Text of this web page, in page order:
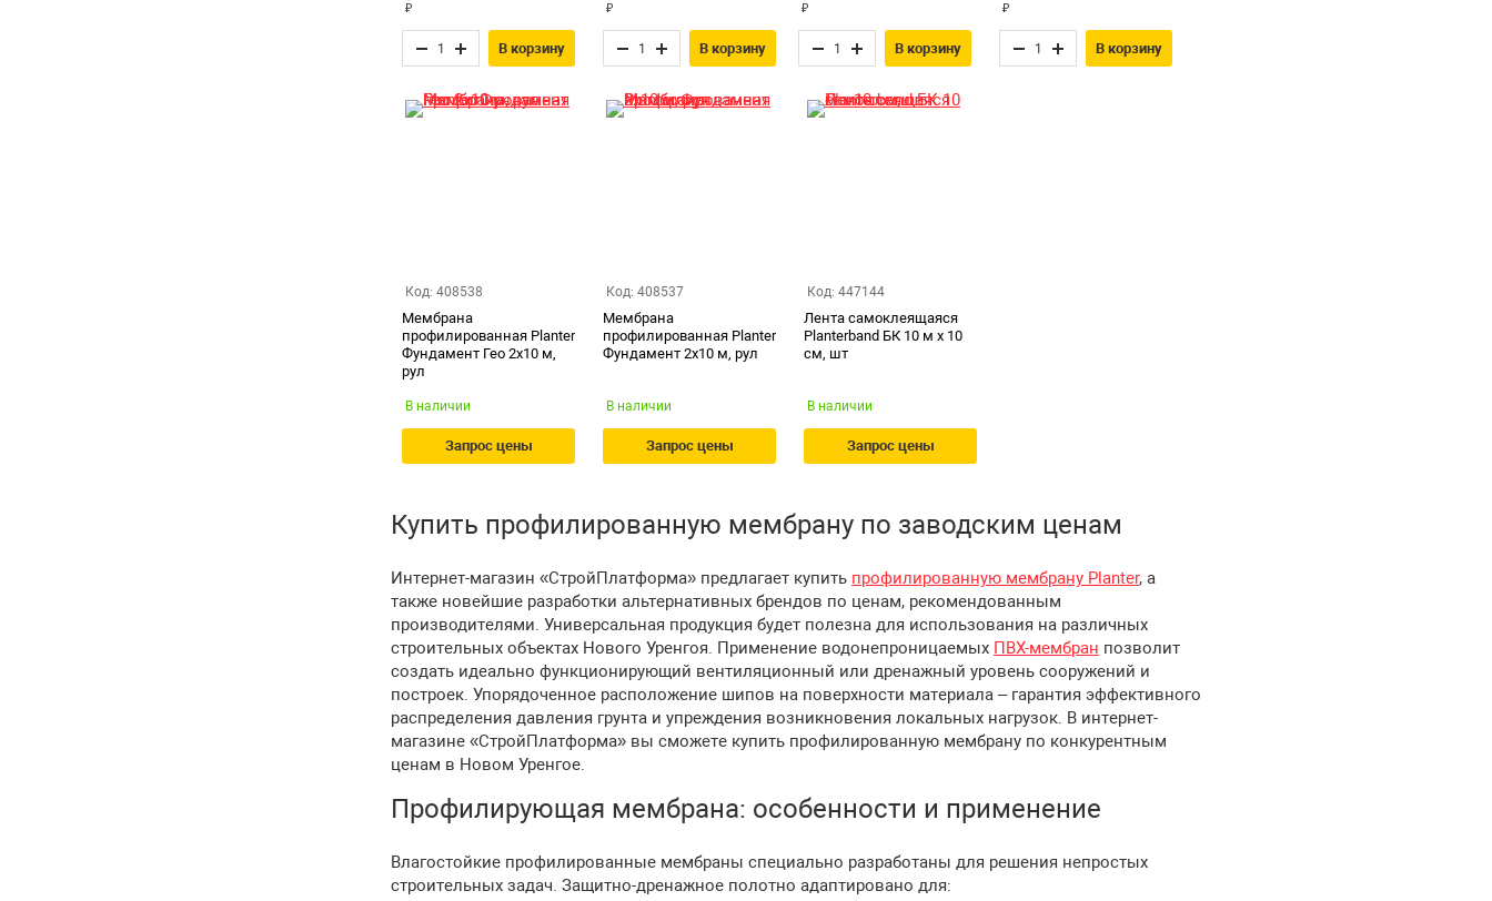
₽
В корзину
₽
В корзину
₽
В корзину
₽
В корзину
Код: 408538
Мембрана
профилированная Planter
Фундамент Гео 2х10 м,
рул
В наличии
Запрос цены
Код: 408537
Мембрана
профилированная Planter
Фундамент 2х10 м, рул
В наличии
Запрос цены
Код: 447144
Лента самоклеящаяся
Planterband БК 10 м х 10
см, шт
В наличии
Запрос цены
Купить профилированную мембрану по заводским ценам
Интернет-магазин «СтройПлатформа» предлагает купить профилированную мембрану Planter, а
также новейшие разработки альтернативных брендов по ценам, рекомендованным
производителями. Универсальная продукция будет полезна для использования на различных
строительных объектах Нового Уренгоя. Применение водонепроницаемых ПВХ-мембран позволит
создать идеально функционирующий вентиляционный или дренажный уровень сооружений и
построек. Упорядоченное расположение шипов на поверхности материала – гарантия эффективного
распределения давления грунта и упреждения возникновения локальных нагрузок. В интернет-
магазине «СтройПлатформа» вы сможете купить профилированную мембрану по конкурентным
ценам в Новом Уренгое.
Профилирующая мембрана: особенности и применение
Влагостойкие профилированные мембраны специально разработаны для решения непростых
строительных задач. Защитно-дренажное полотно адаптировано для: